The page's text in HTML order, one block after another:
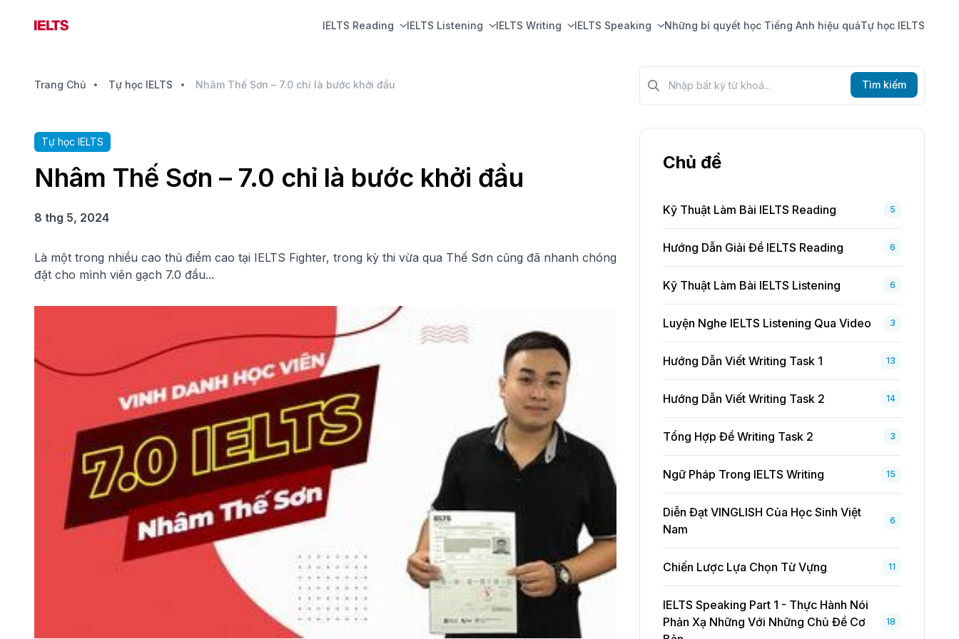
IELTS Reading IELTS Listening IELTS Writing IELTS Speaking Những bí quyết học Tiếng Anh hiệu quảTự học IELTS
Trang Chủ Tự học IELTS Nhâm Thế Sơn – 7.0 chỉ là bước khởi đầu
Tự học IELTS
Nhâm Thế Sơn – 7.0 chỉ là bước khởi đầu
8 thg 5, 2024
Là một trong nhiều cao thủ điểm cao tại IELTS Fighter, trong kỳ thi vừa qua Thế Sơn cũng đã nhanh chóng
đặt cho mình viên gạch 7.0 đầu...
Tìm kiếm?>
Tìm kiếm
Chủ đề
Kỹ Thuật Làm Bài IELTS Reading 5
Hướng Dẫn Giải Đề IELTS Reading 6
Kỹ Thuật Làm Bài IELTS Listening 6
Luyện Nghe IELTS Listening Qua Video 3
Hướng Dẫn Viết Writing Task 1 13
Hướng Dẫn Viết Writing Task 2 14
Tổng Hợp Đề Writing Task 2 3
Ngữ Pháp Trong IELTS Writing 15
Diễn Đạt VINGLISH Của Học Sinh Việt
Nam
6
Chiến Lược Lựa Chọn Từ Vựng 11
IELTS Speaking Part 1 - Thực Hành Nói
Phản Xạ Những Với Những Chủ Đề Cơ
18